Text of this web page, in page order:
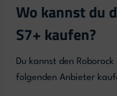
Wo kannst du
S7+ kaufen?
Du kannst den
folgenden Anbieter